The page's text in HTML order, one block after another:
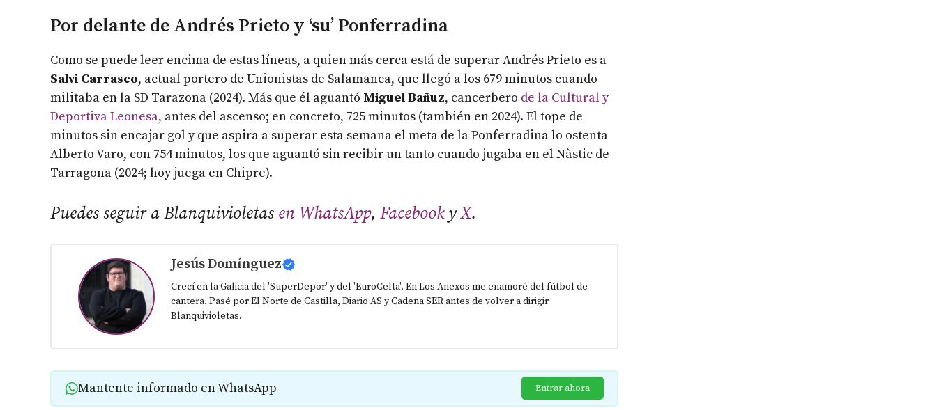
Por delante de Andrés Prieto y ‘su’ Ponferradina
Como se puede leer encima de estas líneas, a quien más cerca está de superar Andrés Prieto es a
Salvi Carrasco, actual portero de Unionistas de Salamanca, que llegó a los 679 minutos cuando
militaba en la SD Tarazona (2024). Más que él aguantó Miguel Bañuz, cancerbero de la Cultural y
Deportiva Leonesa, antes del ascenso; en concreto, 725 minutos (también en 2024). El tope de
minutos sin encajar gol y que aspira a superar esta semana el meta de la Ponferradina lo ostenta
Alberto Varo, con 754 minutos, los que aguantó sin recibir un tanto cuando jugaba en el Nàstic de
Tarragona (2024; hoy juega en Chipre).
Puedes seguir a Blanquivioletas en WhatsApp, FacebookyX.
Jesús Domínguez
Crecí en la Galicia del 'SuperDepor' y del 'EuroCelta'. En Los Anexos me enamoré del fútbol de
cantera. Pasé por El Norte de Castilla, Diario AS y Cadena SER antes de volver a dirigir
Blanquivioletas.
Mantente informado en WhatsApp Entrar ahora